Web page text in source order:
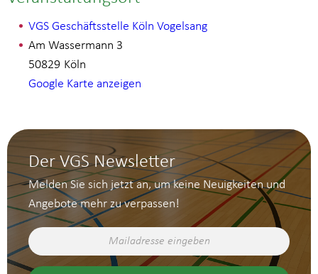
VGS Geschäftsstelle Köln Vogelsang
Am Wassermann 3
Köln
50829
Google Karte anzeigen
Der VGS Newsletter
Melden Sie sich jetzt an, um keine Neuigkeiten und
Angebote mehr zu verpassen!